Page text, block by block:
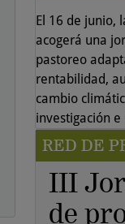
El 16 de junio,
acogerá una
pastoreo
rentabilidad,
cambio
investigación e
RED DE
III
de